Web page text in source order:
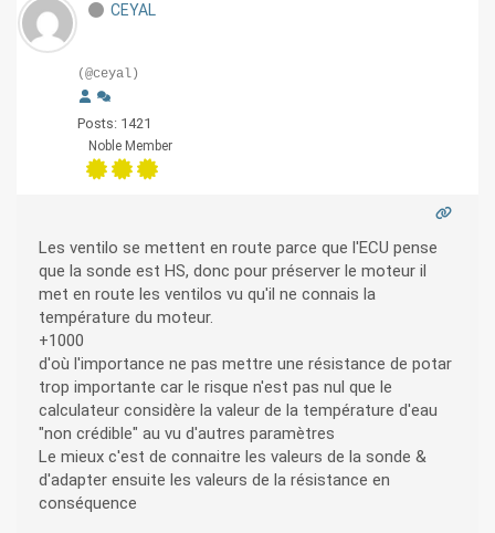
CEYAL
(@ceyal)
Posts: 1421
Noble Member
Les ventilo se mettent en route parce que l'ECU pense
que la sonde est HS, donc pour préserver le moteur il
met en route les ventilos vu qu'il ne connais la
température du moteur.
+1000
d'où l'importance ne pas mettre une résistance de potar
trop importante car le risque n'est pas nul que le
calculateur considère la valeur de la température d'eau
"non crédible" au vu d'autres paramètres
Le mieux c'est de connaitre les valeurs de la sonde &
d'adapter ensuite les valeurs de la résistance en
conséquence